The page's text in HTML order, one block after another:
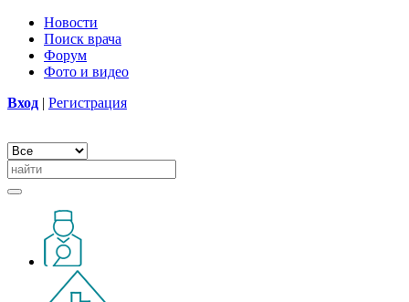
Новости
Поиск врача
Форум
Фото и видео
Вход | Регистрация